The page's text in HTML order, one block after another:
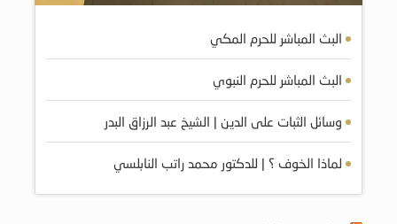
البث المباشر للحرم المكي
البث المباشر للحرم النبوي
وسائل الثبات على الدين | الشيخ عبد الرزاق البدر
لماذا الخوف ؟ | للدكتور محمد راتب النابلسي